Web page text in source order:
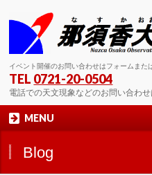
イベント開催のお問い合わせはフォームま
TEL 0721-20-0504
電話での天文現象などのお問い合わ
MENU
Blog